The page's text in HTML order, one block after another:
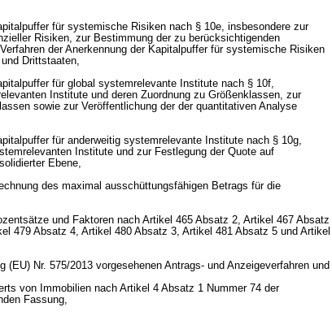
für systemische Risiken nach § 10e, insbesondere zur
Risiken, zur Bestimmung der zu berücksichtigenden
der Anerkennung der Kapitalpuffer für systemische Risiken
Drittstaaten,
für global systemrelevante Institute nach § 10f,
Institute und deren Zuordnung zu Größenklassen, zur
sowie zur Veröffentlichung der der quantitativen Analyse
für anderweitig systemrelevante Institute nach § 10g,
Institute und zur Festlegung der Quote auf
Ebene,
des maximal ausschüttungsfähigen Betrags für die
und Faktoren nach Artikel 465 Absatz 2, Artikel 467 Absatz
479 Absatz 4, Artikel 480 Absatz 3, Artikel 481 Absatz 5 und Artikel
(EU) Nr. 575/2013 vorgesehenen Antrags- und Anzeigeverfahren und
von Immobilien nach Artikel 4 Absatz 1 Nummer 74 der
Fassung,